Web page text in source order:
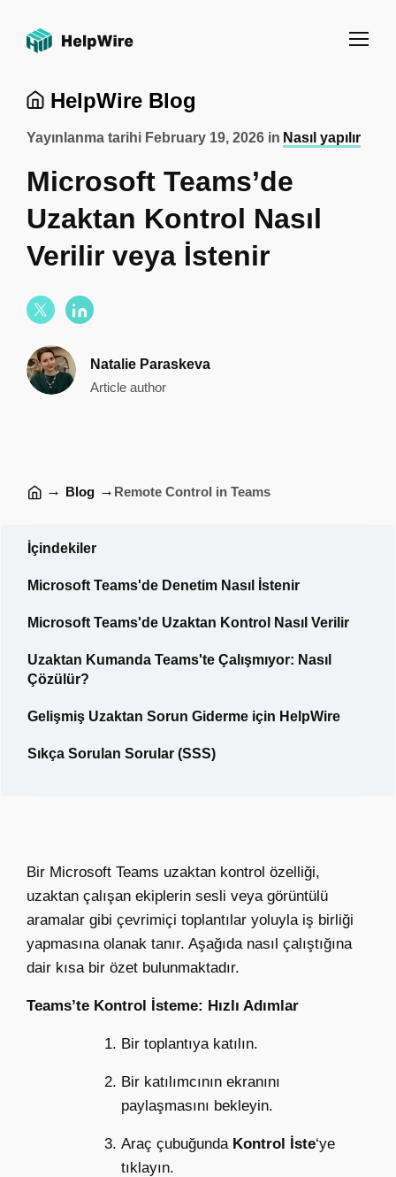
HelpWire Blog
Yayınlanma tarihi February 19, 2026 in Nasıl yapılır
Microsoft Teams’de
Uzaktan Kontrol Nasıl
Verilir veya İstenir
Natalie Paraskeva
Article author
→ Blog → Remote Control in Teams
İçindekiler
Microsoft Teams'de Denetim Nasıl İstenir
Microsoft Teams'de Uzaktan Kontrol Nasıl Verilir
Uzaktan Kumanda Teams'te Çalışmıyor: Nasıl
Çözülür?
Gelişmiş Uzaktan Sorun Giderme için HelpWire
Sıkça Sorulan Sorular (SSS)
Bir Microsoft Teams uzaktan kontrol özelliği,
uzaktan çalışan ekiplerin sesli veya görüntülü
aramalar gibi çevrimiçi toplantılar yoluyla iş birliği
yapmasına olanak tanır. Aşağıda nasıl çalıştığına
dair kısa bir özet bulunmaktadır.
Teams’te Kontrol İsteme: Hızlı Adımlar
Bir toplantıya katılın.
Bir katılımcının ekranını
paylaşmasını bekleyin.
Araç çubuğunda Kontrol İste‘ye
tıklayın.